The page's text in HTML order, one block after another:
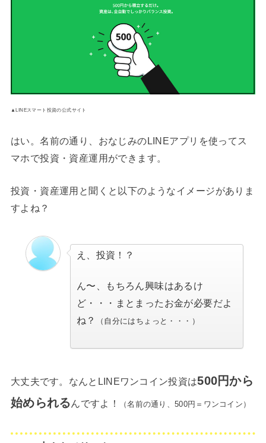
▲LINEスマート投資の公式サイト
はい。名前の通り、おなじみのLINEアプリを使ってス
マホで投資・資産運用ができます。
投資・資産運用と聞くと以下のようなイメージがありま
すよね？
え、投資！？
ん〜、もちろん興味はあるけ
ど・・・まとまったお金が必要だよ
ね？
（自分にはちょっと・・・）
大丈夫です。なんとLINEワンコイン投資は500円から
始められる んですよ！ （名前の通り、500円＝ワンコイン）